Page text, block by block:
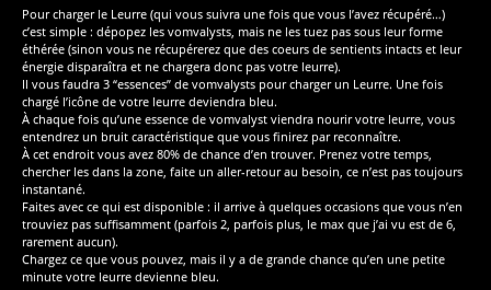
Pour charger le Leurre (qui vous suivra une fois que vous l’avez récupéré…)
c’est simple : dépopez les vomvalysts, mais ne les tuez pas sous leur forme
éthérée (sinon vous ne récupérerez que des coeurs de sentients intacts et leur
énergie disparaîtra et ne chargera donc pas votre leurre).
Il vous faudra 3 “essences” de vomvalysts pour charger un Leurre. Une fois
chargé l’icône de votre leurre deviendra bleu.
À chaque fois qu’une essence de vomvalyst viendra nourir votre leurre, vous
entendrez un bruit caractéristique que vous finirez par reconnaître.
À cet endroit vous avez 80% de chance d’en trouver. Prenez votre temps,
chercher les dans la zone, faite un aller-retour au besoin, ce n’est pas toujours
instantané.
Faites avec ce qui est disponible : il arrive à quelques occasions que vous n’en
trouviez pas suffisamment (parfois 2, parfois plus, le max que j’ai vu est de 6,
rarement aucun).
Chargez ce que vous pouvez, mais il y a de grande chance qu’en une petite
minute votre leurre devienne bleu.